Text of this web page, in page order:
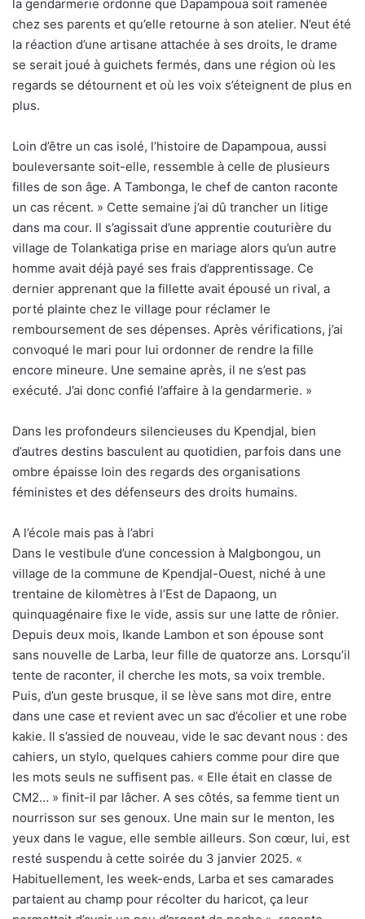
la gendarmerie ordonne que Dapampoua soit ramenée
chez ses parents et qu’elle retourne à son atelier. N’eut été
la réaction d’une artisane attachée à ses droits, le drame
se serait joué à guichets fermés, dans une région où les
regards se détournent et où les voix s’éteignent de plus en
plus.
Loin d’être un cas isolé, l’histoire de Dapampoua, aussi
bouleversante soit-elle, ressemble à celle de plusieurs
filles de son âge. A Tambonga, le chef de canton raconte
un cas récent. » Cette semaine j’ai dû trancher un litige
dans ma cour. Il s’agissait d’une apprentie couturière du
village de Tolankatiga prise en mariage alors qu’un autre
homme avait déjà payé ses frais d’apprentissage. Ce
dernier apprenant que la fillette avait épousé un rival, a
porté plainte chez le village pour réclamer le
remboursement de ses dépenses. Après vérifications, j’ai
convoqué le mari pour lui ordonner de rendre la fille
encore mineure. Une semaine après, il ne s’est pas
exécuté. J’ai donc confié l’affaire à la gendarmerie. »
Dans les profondeurs silencieuses du Kpendjal, bien
d’autres destins basculent au quotidien, parfois dans une
ombre épaisse loin des regards des organisations
féministes et des défenseurs des droits humains.
A l’école mais pas à l’abri
Dans le vestibule d’une concession à Malgbongou, un
village de la commune de Kpendjal-Ouest, niché à une
trentaine de kilomètres à l’Est de Dapaong, un
quinquagénaire fixe le vide, assis sur une latte de rônier.
Depuis deux mois, Ikande Lambon et son épouse sont
sans nouvelle de Larba, leur fille de quatorze ans. Lorsqu’il
tente de raconter, il cherche les mots, sa voix tremble.
Puis, d’un geste brusque, il se lève sans mot dire, entre
dans une case et revient avec un sac d’écolier et une robe
kakie. Il s’assied de nouveau, vide le sac devant nous : des
cahiers, un stylo, quelques cahiers comme pour dire que
les mots seuls ne suffisent pas. « Elle était en classe de
CM2… » finit-il par lâcher. A ses côtés, sa femme tient un
nourrisson sur ses genoux. Une main sur le menton, les
yeux dans le vague, elle semble ailleurs. Son cœur, lui, est
resté suspendu à cette soirée du 3 janvier 2025. «
Habituellement, les week-ends, Larba et ses camarades
partaient au champ pour récolter du haricot, ça leur